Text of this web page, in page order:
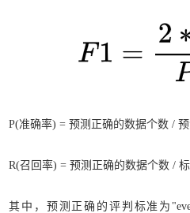
P(准确率) = 预测正确的数据个数 /
R(召回率) = 预测正确的数据个数 /
其中，预测正确的评判标准为